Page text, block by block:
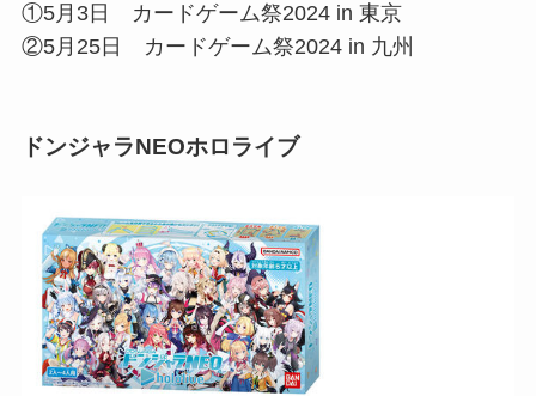
①5月3日 カードゲーム祭2024 in 東京
②5月25日 カードゲーム祭2024 in 九州
ドンジャラNEOホロライブ